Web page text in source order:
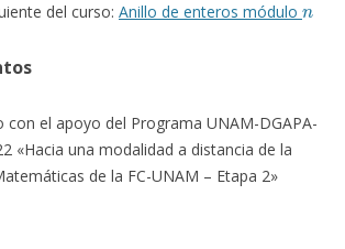
del curso: Anillo de enteros módulo
con el apoyo del Programa UNAM-DGAPA-
«Hacia una modalidad a distancia de la
de la FC-UNAM – Etapa 2»